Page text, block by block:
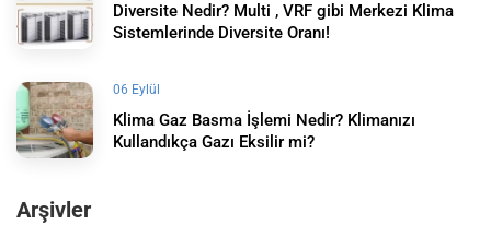
Diversite Nedir? Multi , VRF gibi Merkezi Klima
Sistemlerinde Diversite Oranı!
06 Eylül
Klima Gaz Basma İşlemi Nedir? Klimanızı
Kullandıkça Gazı Eksilir mi?
Arşivler